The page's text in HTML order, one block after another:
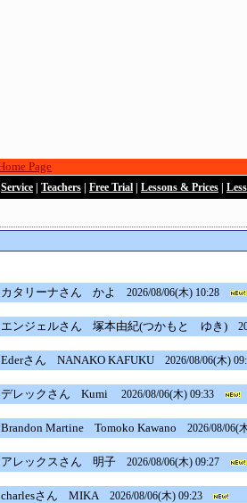
Service Teachers Free Trial Lessons & Prices
カタリーナさん かよ 2026/08/06(木) 10:28
エンジェルさん 塚本由紀(つかもと ゆき)
Ederさん NANAKO KAFUKU 2026/08/06(木)
デレックさん Kumi 2026/08/06(木) 09:33
Brandon MartineTomoko Kawano 2026/08/06(
アレックスさん 明子 2026/08/06(木) 09:27
charlesさん MIKA 2026/08/06(木) 09:23